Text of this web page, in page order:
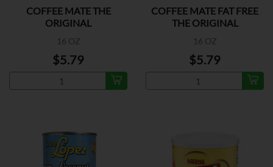
COFFEE MATE THE
ORIGINAL
16 OZ
$5.79
COFFEE MATE FAT FREE
THE ORIGINAL
16 OZ
$5.79